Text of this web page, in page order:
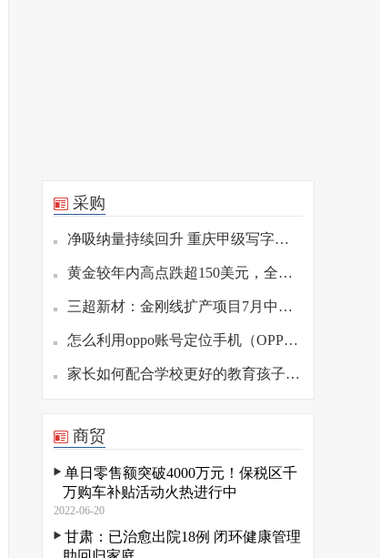
采购
净吸纳量持续回升 重庆甲级写字楼市场趋稳
黄金较年内高点跌超150美元，全球央行配置动能长期持续
三超新材：金刚线扩产项目7月中旬逐步投产
怎么利用oppo账号定位手机（OPPO手机如何通过账号定位手机）
家长如何配合学校更好的教育孩子 如何教育孩子学习
商贸
单日零售额突破4000万元！保税区千
万购车补贴活动火热进行中
2022-06-20
甘肃：已治愈出院18例 闭环健康管理